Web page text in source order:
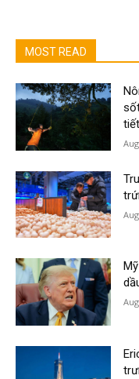
MOST READ